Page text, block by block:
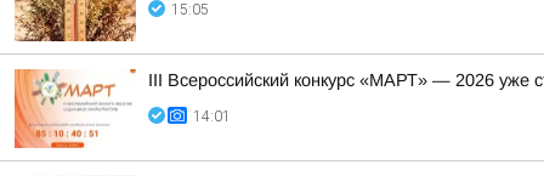
15:05
III Всероссийский конкурс «МАРТ» — 2026 уже
14:01